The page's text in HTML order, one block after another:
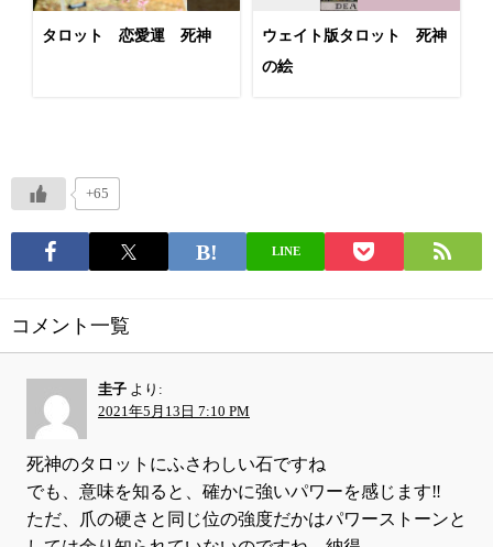
タロット 恋愛運 死神
ウェイト版タロット 死神
の絵
+65
LINE
コメント一覧
圭子 より:
2021年5月13日 7:10 PM
死神のタロットにふさわしい石ですね
でも、意味を知ると、確かに強いパワーを感じます‼️
ただ、爪の硬さと同じ位の強度だかはパワーストーンと